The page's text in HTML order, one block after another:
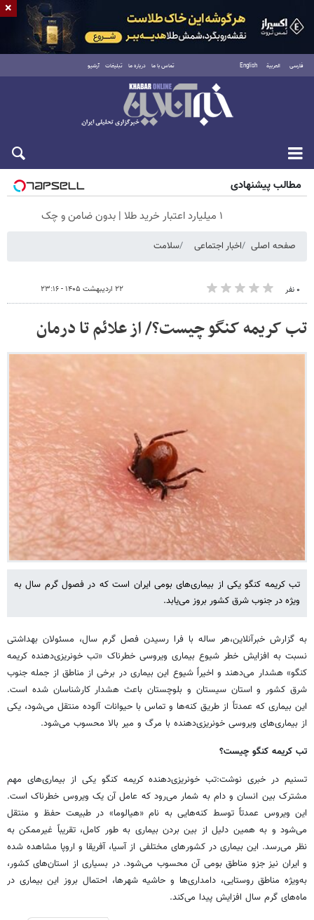
فارسی العربية English تماس با ما درباره ما تبلیغات آرشیو
شنبه ۱۷ مرداد ۱۴۰۵
مطالب پیشنهادی
۱ میلیارد اعتبار خرید طلا | بدون ضامن و چک
صفحه اصلی اخبار اجتماعی سلامت
۰ نفر ۲۲ اردیبهشت ۱۴۰۵ - ۲۳:۱۶
تب کریمه کنگو چیست؟/ از علائم تا درمان
تب کریمه کنگو یکی از بیماری‌های بومی ایران است که در فصول گرم سال به
ویژه در جنوب شرق کشور بروز می‌یابد.
به گزارش خبرآنلاین،هر ساله با فرا رسیدن فصل گرم سال، مسئولان بهداشتی
نسبت به افزایش خطر شیوع بیماری ویروسی خطرناک «تب خونریزی‌دهنده کریمه
کنگو» هشدار می‌دهند و اخیراً شیوع این بیماری در برخی از مناطق از جمله جنوب
شرق کشور و استان سیستان و بلوچستان باعث هشدار کارشناسان شده است.
این بیماری که عمدتاً از طریق کنه‌ها و تماس با حیوانات آلوده منتقل می‌شود، یکی
از بیماری‌های ویروسی خونریزی‌دهنده با مرگ و میر بالا محسوب می‌شود.
تب کریمه کنگو چیست؟
تسنیم در خبری نوشت:تب خونریزی‌دهنده کریمه کنگو یکی از بیماری‌های مهم
مشترک بین انسان و دام به شمار می‌رود که عامل آن یک ویروس خطرناک است.
این ویروس عمدتاً توسط کنه‌هایی به نام «هیالوما» در طبیعت حفظ و منتقل
می‌شود و به همین دلیل از بین بردن بیماری به طور کامل، تقریباً غیرممکن به
نظر می‌رسد. این بیماری در کشورهای مختلفی از آسیا، آفریقا و اروپا مشاهده شده
و ایران نیز جزو مناطق بومی آن محسوب می‌شود. در بسیاری از استان‌های کشور،
به‌ویژه مناطق روستایی، دامداری‌ها و حاشیه شهرها، احتمال بروز این بیماری در
ماه‌های گرم سال افزایش پیدا می‌کند.
×